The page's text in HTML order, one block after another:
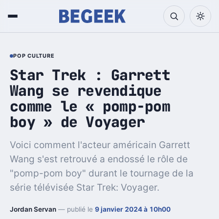
POP CULTURE
Star Trek : Garrett
Wang se revendique
comme le « pomp-pom
boy » de Voyager
Voici comment l'acteur américain Garrett
Wang s'est retrouvé a endossé le rôle de
"pomp-pom boy" durant le tournage de la
série télévisée Star Trek: Voyager.
Jordan Servan — publié le 9 janvier 2024 à 10h00